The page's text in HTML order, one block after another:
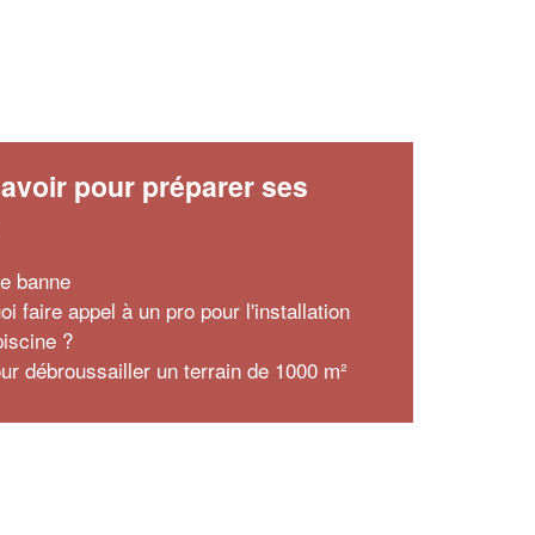
pour préparer ses
banne
faire appel à un pro pour l'installation
?
débroussailler un terrain de 1000 m²